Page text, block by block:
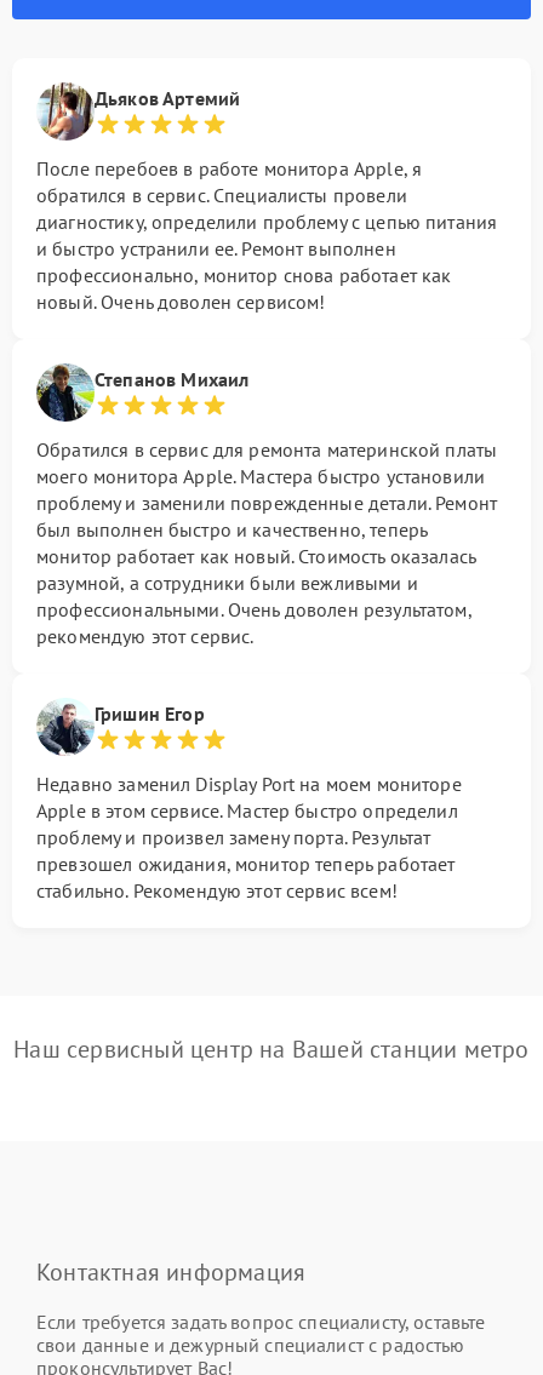
Дьяков Артемий
После перебоев в работе монитора Apple, я
обратился в сервис. Специалисты провели
диагностику, определили проблему с цепью питания
и быстро устранили ее. Ремонт выполнен
профессионально, монитор снова работает как
новый. Очень доволен сервисом!
Степанов Михаил
Обратился в сервис для ремонта материнской платы
моего монитора Apple. Мастера быстро установили
проблему и заменили поврежденные детали. Ремонт
был выполнен быстро и качественно, теперь
монитор работает как новый. Стоимость оказалась
разумной, а сотрудники были вежливыми и
профессиональными. Очень доволен результатом,
рекомендую этот сервис.
Гришин Егор
Недавно заменил Display Port на моем мониторе
Apple в этом сервисе. Мастер быстро определил
проблему и произвел замену порта. Результат
превзошел ожидания, монитор теперь работает
стабильно. Рекомендую этот сервис всем!
Наш сервисный центр на Вашей станции метро
Контактная информация
Если требуется задать вопрос специалисту, оставьте
свои данные и дежурный специалист с радостью
проконсультирует Вас!